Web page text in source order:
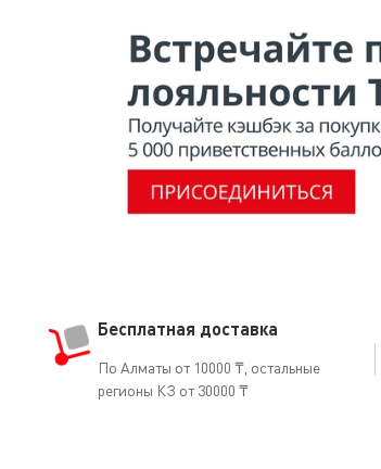
установили правильную температуру
Маркер с 3 точками — для
Бесплатная доставка
По Алматы от 10000 ₸, остальные
регионы КЗ от 30000 ₸